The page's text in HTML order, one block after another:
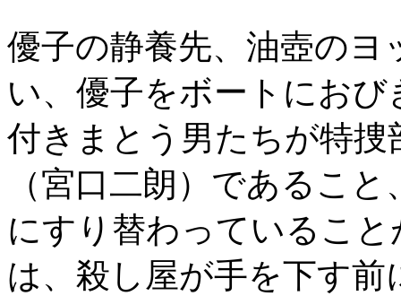
優子の静養先、油壺の
い、優子をボートにお
付きまとう男たちが特
（宮口二朗）であるこ
にすり替わっているこ
は、殺し屋が手を下す